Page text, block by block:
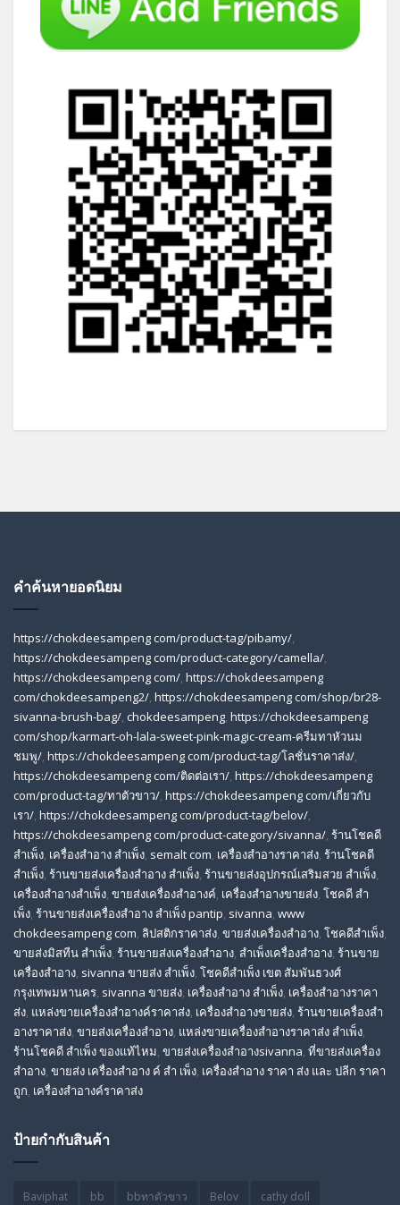
คำค้นหายอดนิยม
https://chokdeesampeng com/product-tag/pibamy/,
https://chokdeesampeng com/product-category/camella/,
https://chokdeesampeng com/, https://chokdeesampeng
com/chokdeesampeng2/, https://chokdeesampeng com/shop/br28-
sivanna-brush-bag/, chokdeesampeng, https://chokdeesampeng
com/shop/karmart-oh-lala-sweet-pink-magic-cream-ครีมทาหัวนม
ชมพู/, https://chokdeesampeng com/product-tag/โลชั่นราคาส่ง/,
https://chokdeesampeng com/ติดต่อเรา/, https://chokdeesampeng
com/product-tag/ทาตัวขาว/, https://chokdeesampeng com/เกี่ยวกับ
เรา/, https://chokdeesampeng com/product-tag/belov/,
https://chokdeesampeng com/product-category/sivanna/, ร้านโชคดี
สําเพ็ง, เครื่องสำอาง สำเพ็ง, semalt com, เครื่องสำอางราคาส่ง, ร้านโชคดี
สำเพ็ง, ร้านขายส่งเครื่องสําอาง สําเพ็ง, ร้านขายส่งอุปกรณ์เสริมสวย สําเพ็ง,
เครื่องสำอางสำเพ็ง, ขายส่งเครื่องสำอางค์, เครื่องสำอางขายส่ง, โชคดี สํา
เพ็ง, ร้านขายส่งเครื่องสําอาง สําเพ็ง pantip, sivanna, www
chokdeesampeng com, ลิปสติกราคาส่ง, ขายส่งเครื่องสำอาง, โชคดีสำเพ็ง,
ขายส่งมิสทีน สําเพ็ง, ร้านขายส่งเครื่องสำอาง, สําเพ็งเครื่องสําอาง, ร้านขาย
เครื่องสำอาง, sivanna ขายส่ง สําเพ็ง, โชคดีสำเพ็ง เขต สัมพันธวงศ์
กรุงเทพมหานคร, sivanna ขายส่ง, เครื่องสําอาง สําเพ็ง, เครื่องสําอางราคา
ส่ง, แหล่งขายเครื่องสําอางค์ราคาส่ง, เครื่องสําอางขายส่ง, ร้านขายเครื่องสํา
อางราคาส่ง, ขายส่งเครื่องสําอาง, แหล่งขายเครื่องสําอางราคาส่ง สําเพ็ง,
ร้านโชคดี สําเพ็ง ของแท้ไหม, ขายส่งเครื่องสําอางsivanna, ที่ขายส่งเครื่อง
สําอาง, ขายส่ง เครื่องสำอาง ค์ สำ เพ็ง, เครื่องสำอาง ราคา ส่ง และ ปลีก ราคา
ถูก, เครื่องสำอางค์ราคาส่ง
ป้ายกำกับสินค้า
Baviphat bb bbทาตัวขาว Belov cathy doll